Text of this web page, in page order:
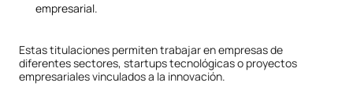
empresarial.
Estas titulaciones permiten trabajar en empresas de
diferentes sectores, startups tecnológicas o proyectos
empresariales vinculados a la innovación.